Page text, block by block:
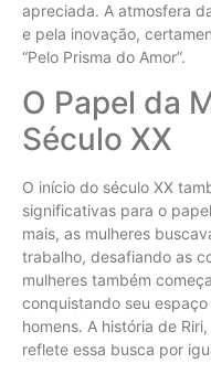
apreciada. A atmosfera
e pela inovação,
“Pelo Prisma do Amor”.
O Papel da
Século XX
O início do século XX
significativas para o
mais, as mulheres
trabalho, desafiando as
mulheres também
conquistando seu
homens. A história de
reflete essa busca por